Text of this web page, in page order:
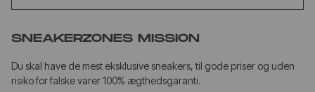
SNEAKERZONES MISSION
Du skal have de mest eksklusive sneakers, til gode priser og uden
risiko for falske varer 100% ægthedsgaranti.